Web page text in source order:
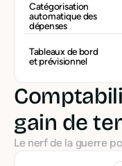
Catégorisation
automatique des
dépenses
Tableaux de bord
et prévisionnel
gain de
Le nerf de la guerre